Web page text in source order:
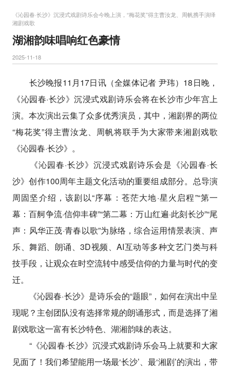
《沁园春·长沙》沉浸式戏剧诗乐会今晚上演，“梅花奖”得主曹汝龙、周帆携手演绎
湘剧戏歌
湖湘韵味唱响红色豪情
2025-11-18
长沙晚报11月17日讯（全媒体记者 尹玮）18日晚，
《沁园春·长沙》沉浸式戏剧诗乐会将在长沙市少年宫上
演。本次演出云集了众多优秀演员，其中，湘剧界的两位
“梅花奖”得主曹汝龙、周帆将联手为大家带来湘剧戏歌
《沁园春·长沙》。
《沁园春·长沙》沉浸式戏剧诗乐会是《沁园春·长
沙》创作100周年主题文化活动的重要组成部分。总导演
周固坚介绍，该剧以“序幕：苍茫大地·星火启程”“第一
幕：百舸争流·信仰丰碑”“第二幕：万山红遍·此刻长沙”“尾
声：风华正茂·青春以歌”为脉络，综合运用情景表演、声
乐、舞蹈、朗诵、3D视频、AI互动等多种文艺门类与科
技手段，让观众在时空流转中感受信仰的力量与时代的变
迁。
《沁园春·长沙》是诗乐会的“题眼”，如何在演出中呈
现呢？主创团队没有选择常规的朗诵形式，而是选择了湘
剧戏歌这一富有长沙特色、湖湘韵味的表达。
“《沁园春·长沙》沉浸式戏剧诗乐会马上就要和大家
见面了！我们希望能用一场最‘长沙’、最‘湘剧’的演出，带